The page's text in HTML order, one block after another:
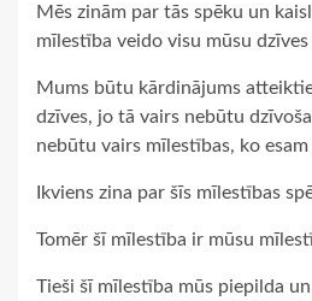
Mēs zinām par tās spēku un
mīlestība veido visu mūsu dzīves
Mums būtu kārdinājums
dzīves, jo tā vairs nebūtu
nebūtu vairs mīlestības, ko
Ikviens zina par šīs mīlestības
Tomēr šī mīlestība ir mūsu
Tieši šī mīlestība mūs piepilda